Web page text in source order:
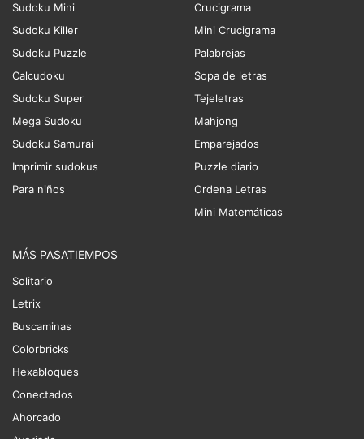
Sudoku Mini
Sudoku Killer
Sudoku Puzzle
Calcudoku
Sudoku Super
Mega Sudoku
Sudoku Samurai
Imprimir sudokus
Para niños
Crucigrama
Mini Crucigrama
Palabrejas
Sopa de letras
Tejeletras
Mahjong
Emparejados
Puzzle diario
Ordena Letras
Mini Matemáticas
MÁS PASATIEMPOS
Solitario
Letrix
Buscaminas
Colorbricks
Hexabloques
Conectados
Ahorcado